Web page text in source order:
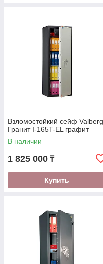
Взломостойкий сейф Valberg
Гранит I-165T-EL графит
В наличии
1 825 000 ₸
Купить